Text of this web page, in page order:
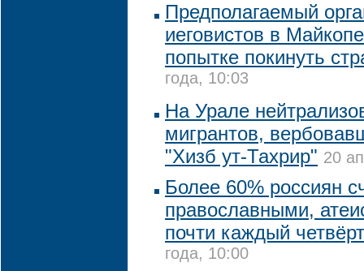
Предполагаемый
иеговистов в
попытке покинуть
года, 10:03
На Урале
мигрантов,
"Хизб ут-Тахрир" 20
Более 60% россиян
православными,
почти каждый
года, 10:00